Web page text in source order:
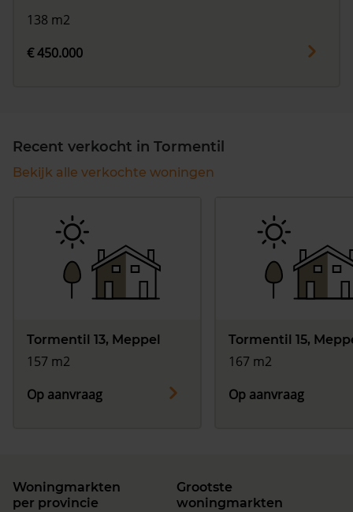
138 m2
€ 450.000
Recent verkocht in Tormentil
Bekijk alle verkochte woningen
Tormentil 13, Meppel
157 m2
Op aanvraag
Tormentil 15,
167 m2
Op aanvraag
Woningmarkten
per provincie
Grootste
woningmarkten